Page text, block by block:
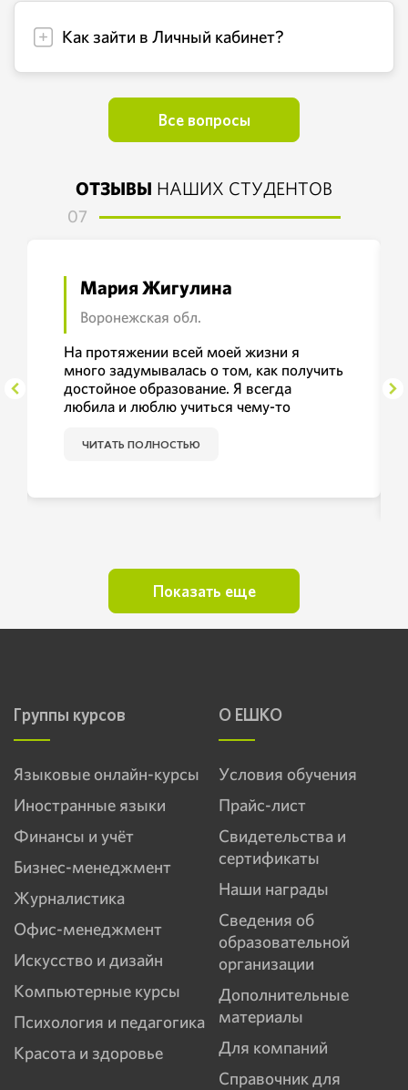
Как зайти в Личный кабинет?
Все вопросы
ОТЗЫВЫ НАШИХ СТУДЕНТОВ
07
Мария Жигулина
Воронежская обл.
На протяжении всей моей жизни я
много задумывалась о том, как получить
достойное образование. Я всегда
любила и люблю учиться чему-то
для себя ЕШКО. Курс
Уроки приносят мне радость и знания,
которые очень важны для меня.
Обучаясь в такой замечательной школе,
ЧИТАТЬ ПОЛНОСТЬЮ
Показать еще
Группы курсов
Языковые онлайн-курсы
Иностранные языки
Финансы и учёт
Бизнес-менеджмент
Журналистика
Офис-менеджмент
Искусство и дизайн
Компьютерные курсы
Психология и педагогика
Красота и здоровье
О ЕШКО
Условия обучения
Прайс-лист
Свидетельства и
сертификаты
Наши награды
Сведения об
образовательной
организации
Дополнительные
материалы
Для компаний
Справочник для